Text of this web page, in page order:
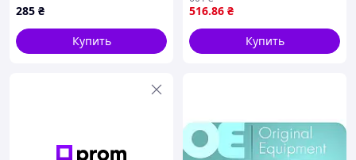
285 ₴
Купить
W207 W212 W213 W217
W218 W238 W222 W245
W253 W292 OE 1718690108
516.86 ₴
Купить